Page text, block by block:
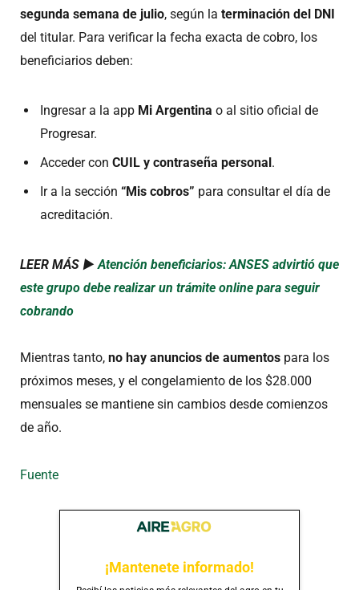
segunda semana de julio, según la terminación del DNI
del titular. Para verificar la fecha exacta de cobro, los
beneficiarios deben:
Ingresar a la app Mi Argentina o al sitio oficial de
Progresar.
Acceder con CUIL y contraseña personal .
Ir a la sección “Mis cobros” para consultar el día de
acreditación.
LEER MÁS ►Atención beneficiarios: ANSES advirtió que
este grupo debe realizar un trámite online para seguir
cobrando
Mientras tanto, no hay anuncios de aumentos para los
próximos meses, y el congelamiento de los $28.000
mensuales se mantiene sin cambios desde comienzos
de año.
Fuente
¡Mantenete informado!